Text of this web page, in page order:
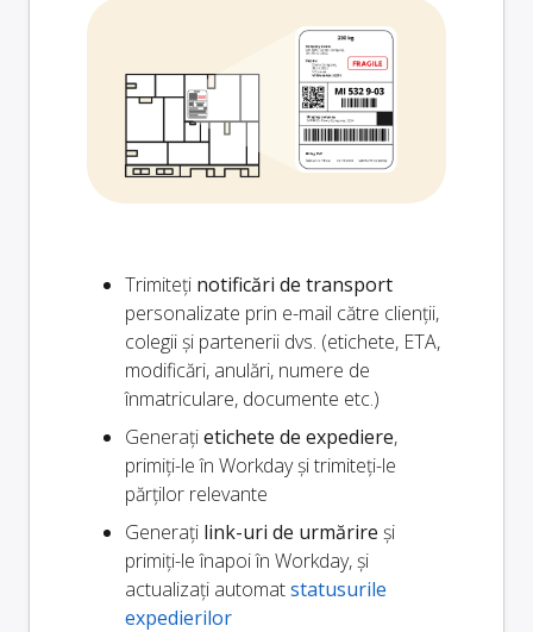
Trimiteți notificări de transport
personalizate prin e-mail către clienții,
colegii și partenerii dvs. (etichete, ETA,
modificări, anulări, numere de
înmatriculare, documente etc.)
Generațietichete de expediere,
primiți-le în Workday și trimiteți-le
părților relevante
Generați link-uri de urmărire și
primiți-le înapoi în Workday, și
actualizați automatstatusurile
expedierilor